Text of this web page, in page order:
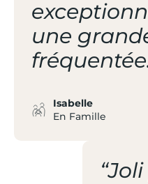
une
Isabelle
En Famille